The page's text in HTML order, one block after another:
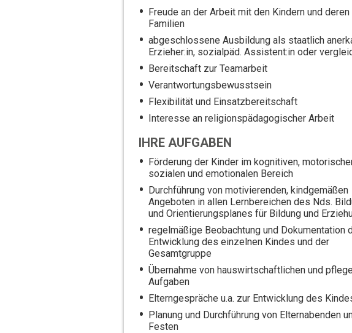
Freude an der Arbeit mit den Kindern und deren
Familien
abgeschlossene Ausbildung als staatlich
Erzieher:in, sozialpäd. Assistent:in oder
Bereitschaft zur Teamarbeit
Verantwortungsbewusstsein
Flexibilität und Einsatzbereitschaft
Interesse an religionspädagogischer Arbeit
IHRE AUFGABEN
Förderung der Kinder im kognitiven,
sozialen und emotionalen Bereich
Durchführung von motivierenden, kindgemäßen
Angeboten in allen Lernbereichen des Nds.
und Orientierungsplanes für Bildung und
regelmäßige Beobachtung und Dokumentation
Entwicklung des einzelnen Kindes und der
Gesamtgruppe
Übernahme von hauswirtschaftlichen und
Aufgaben
Elterngespräche u.a. zur Entwicklung des
Planung und Durchführung von Elternabenden
Festen